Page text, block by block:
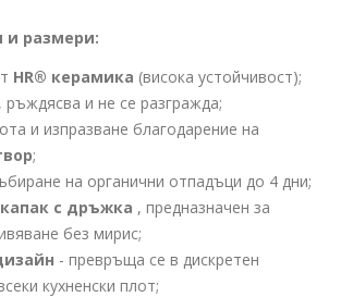
и размери:
HR® керамика (висока устойчивост);
и не се разгражда;
и изпразване благодарение на
;
на органични отпадъци до 4 дни;
с дръжка , предназначен за
без мирис;
- превръща се в дискретен
кухненски плот;